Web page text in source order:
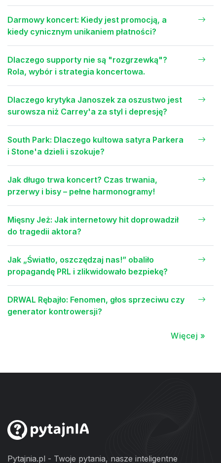
Darmowy koncert: Kiedy jest promocją, a
kiedy cynicznym unikaniem płatności?
Dlaczego supporty nie są "rozgrzewką"?
Rola, wybór i strategia koncertowa.
Dlaczego krytyka Janoszek za oszustwo jest
surowsza niż Carrey'a za styl i depresję?
South Park: Dlaczego kultowa satyra Parkera
i Stone'a dzieli i szokuje?
Jak długo trwa koncert? Czas trwania,
przerwy i bisy – pełne harmonogramy!
Mięsny Jeż: Jak internetowy hit doprowadził
do tragedii aktora?
Jak „Światło, oszczędzaj nas!” obaliło
propagandę PRL i zlikwidowało bezpiekę?
DRWAL Rębajło: Fenomen, głos sprzeciwu czy
generator kontrowersji?
Więcej »
Pytajnia.pl - Twoje pytania, nasze inteligentne